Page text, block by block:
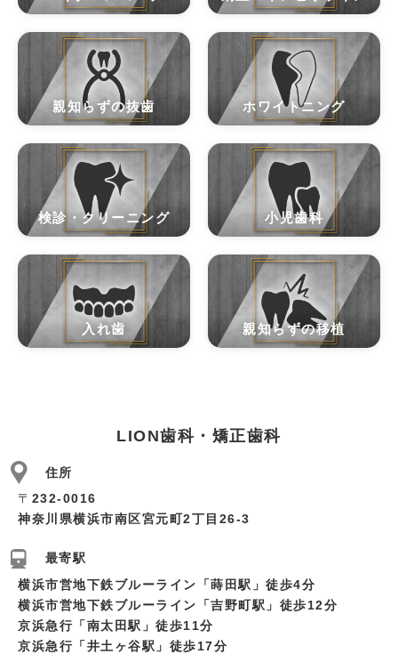
親知らずの抜歯 ホワイトニング
検診・クリーニング 小児歯科
入れ歯 親知らずの移植
LION歯科・矯正歯科
住所
〒 232-0016
神奈川県横浜市南区宮元町2丁目26-3
最寄駅
横浜市営地下鉄ブルーライン「蒔田駅」徒歩4分
横浜市営地下鉄ブルーライン「吉野町駅」徒歩12分
京浜急行「南太田駅」徒歩11分
京浜急行「井土ヶ谷駅」徒歩17分